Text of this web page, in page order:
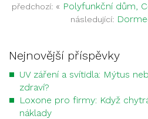
předchozí: « Polyfunkční dům,
následující:
Nejnovější příspěvky
UV záření a svítidla: Mýtus
zdraví?
Loxone pro firmy: Když
náklady